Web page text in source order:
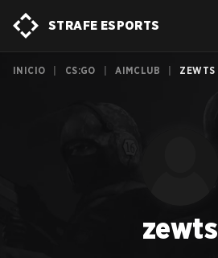
STRAFE ESPORTS
INICIO CS:GO AIMCLUB ZEWTS
zewts